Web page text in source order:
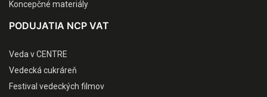
Koncepčné materiály
PODUJATIA NCP VAT
Veda v CENTRE
Vedecká cukráreň
Festival vedeckých filmov